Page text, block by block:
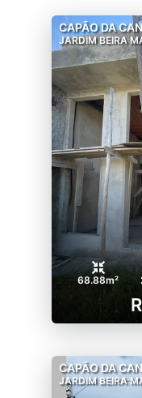
CAPÃO DA
JARDIM BEIRA
68.88m²
CAPÃO DA
JARDIM BEIRA